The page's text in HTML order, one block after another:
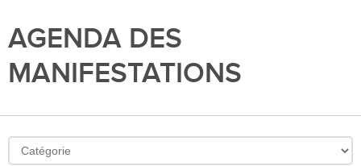
AGENDA DES
MANIFESTATIONS